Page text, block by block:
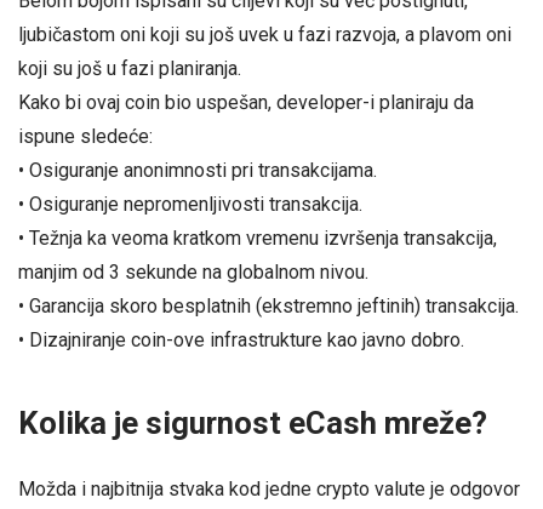
ljubičastom oni koji su još uvek u fazi razvoja, a plavom oni
koji su još u fazi planiranja.
Kako bi ovaj coin bio uspešan, developer-i planiraju da
ispune sledeće:
• Osiguranje anonimnosti pri transakcijama.
• Osiguranje nepromenljivosti transakcija.
• Težnja ka veoma kratkom vremenu izvršenja transakcija,
manjim od 3 sekunde na globalnom nivou.
• Garancija skoro besplatnih (ekstremno jeftinih) transakcija.
• Dizajniranje coin-ove infrastrukture kao javno dobro.
Kolika je sigurnost eCash mreže?
Možda i najbitnija stvaka kod jedne crypto valute je odgovor